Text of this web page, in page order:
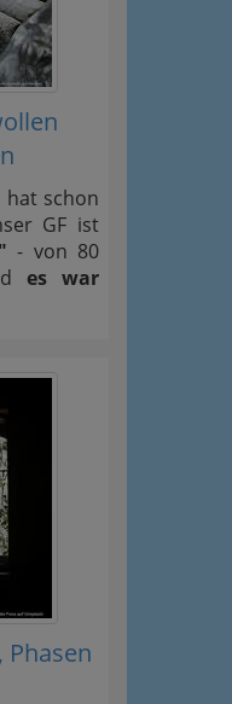
hat schon
GF ist
- von 80
es war